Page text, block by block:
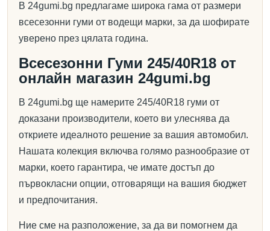
В 24gumi.bg предлагаме широка гама от размери
всесезонни гуми от водещи марки, за да шофирате
уверено през цялата година.
Всесезонни Гуми 245/40R18 от
онлайн магазин 24gumi.bg
В 24gumi.bg ще намерите 245/40R18 гуми от
доказани производители, което ви улеснява да
откриете идеалното решение за вашия автомобил.
Нашата колекция включва голямо разнообразие от
марки, което гарантира, че имате достъп до
първокласни опции, отговарящи на вашия бюджет
и предпочитания.
Ние сме на разположение, за да ви помогнем да